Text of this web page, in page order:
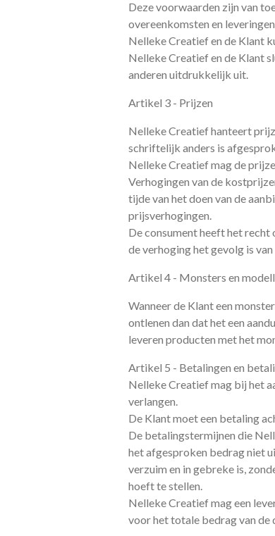
Deze voorwaarden zijn van
overeenkomsten en
Nelleke Creatief en de Klant
Nelleke Creatief en de Klant
anderen uitdrukkelijk uit.
Artikel 3 - Prijzen
Nelleke Creatief hanteert
schriftelijk anders is
Nelleke Creatief mag de
Verhogingen van de
tijde van het doen van de
prijsverhogingen.
De consument heeft het recht
de verhoging het gevolg is
Artikel 4 - Monsters en
Wanneer de Klant een
ontlenen dan dat het een
leveren producten met het
Artikel 5 - Betalingen en
Nelleke Creatief mag bij het
verlangen.
De Klant moet een betaling
De betalingstermijnen die
het afgesproken bedrag niet
verzuim en in gebreke is,
hoeft te stellen.
Nelleke Creatief mag een
voor het totale bedrag van de